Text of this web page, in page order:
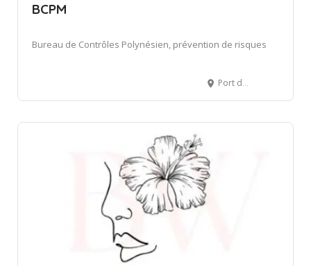
BCPM
Bureau de Contrôles Polynésien, prévention de risques
Port de Papeete Motu Uta, à côté du siège de SNP , Papeete, French Polynesia, 98713